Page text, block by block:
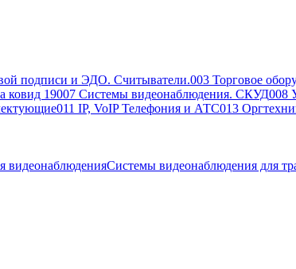
подписи и ЭДО. Считыватели.003 Торговое
ковид 19007 Системы видеонаблюдения. СКУД008
011 IP, VoIP Телефония и АТС013
видеонаблюденияСистемы видеонаблюдения для